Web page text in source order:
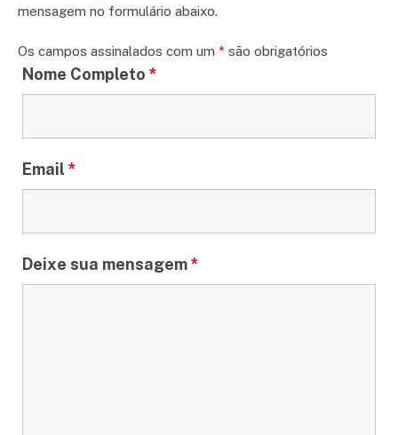
mensagem no formulário abaixo.
Os campos assinalados com um * são obrigatórios
Nome Completo *
Email *
Deixe sua mensagem*